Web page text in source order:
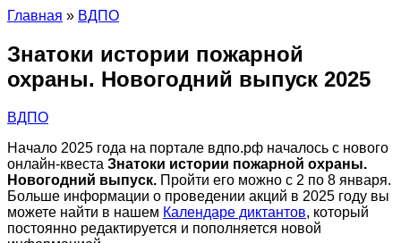
Главная » ВДПО
Знатоки истории пожарной
охраны. Новогодний выпуск 2025
ВДПО
Начало 2025 года на портале вдпо.рф началось с нового
онлайн-квеста Знатоки истории пожарной охраны.
Новогодний выпуск. Пройти его можно с 2 по 8 января.
Больше информации о проведении акций в 2025 году вы
можете найти в нашем Календаре диктантов, который
постоянно редактируется и пополняется новой